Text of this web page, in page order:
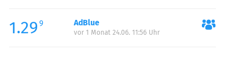
1.29 9 AdBlue
vor 1 Monat 24.06. 11:56 Uhr